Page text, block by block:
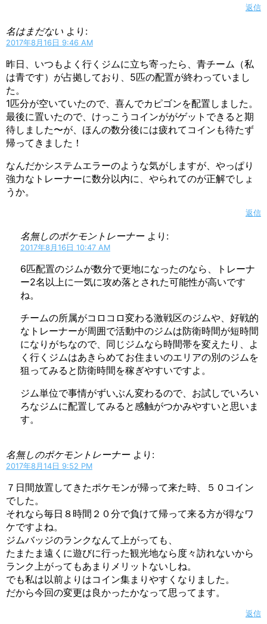
返信
名はまだない より:
2017年8月16日 9:46 AM
昨日、いつもよく行くジムに立ち寄ったら、青チーム（私
は青です）が占拠しており、5匹の配置が終わっていまし
た。
1匹分が空いていたので、喜んでカピゴンを配置しました。
最後に置いたので、けっこうコインががゲットできると期
待しました〜が、ほんの数分後には疲れてコインも待たず
帰ってきました！
なんだかシステムエラーのような気がしますが、やっぱり
強力なトレーナーに数分以内に、やられてのが正解でしょ
うか。
返信
名無しのポケモントレーナー より:
2017年8月16日 10:47 AM
6匹配置のジムが数分で更地になったのなら、トレーナ
ー2名以上に一気に攻め落とされた可能性が高いです
ね。
チームの所属がコロコロ変わる激戦区のジムや、好戦的
なトレーナーが周囲で活動中のジムは防衛時間が短時間
になりがちなので、同じジムなら時間帯を変えたり、よ
く行くジムはあきらめてお住まいのエリアの別のジムを
狙ってみると防衛時間を稼ぎやすいですよ。
ジム単位で事情がずいぶん変わるので、お試しでいろい
ろなジムに配置してみると感触がつかみやすいと思いま
す。
名無しのポケモントレーナー より:
2017年8月14日 9:52 PM
７日間放置してきたポケモンが帰って来た時、５０コイン
でした。
それなら毎日８時間２０分で負けて帰って来る方が得なワ
ケですよね。
ジムバッジのランクなんて上がっても、
たまたま遠くに遊びに行った観光地なら度々訪れないから
ランク上がってもあまりメリットないしね。
でも私は以前よりはコイン集まりやすくなりました。
だから今回の変更は良かったかなって思ってます。
返信